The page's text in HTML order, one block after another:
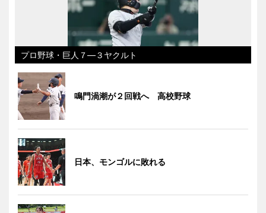
プロ野球・巨人７―３ヤクルト
鳴門渦潮が２回戦へ 高校野球
日本、モンゴルに敗れる